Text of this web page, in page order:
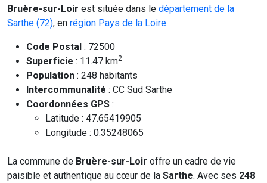
Bruère-sur-Loir est située dans le département de la
Sarthe (72), en région Pays de la Loire.
Code Postal : 72500
Superficie : 11.47 km2
Population : 248 habitants
Intercommunalité : CC Sud Sarthe
Coordonnées GPS :
Latitude : 47.65419905
Longitude : 0.35248065
La commune de Bruère-sur-Loir offre un cadre de vie
paisible et authentique au cœur de la Sarthe. Avec ses 248